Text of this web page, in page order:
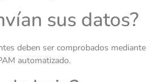
sus datos?
deben ser comprobados mediante
automatizado.